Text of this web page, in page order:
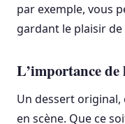
par exemple, vous
gardant le plaisir
L’importance
Un dessert original,
en scène. Que ce